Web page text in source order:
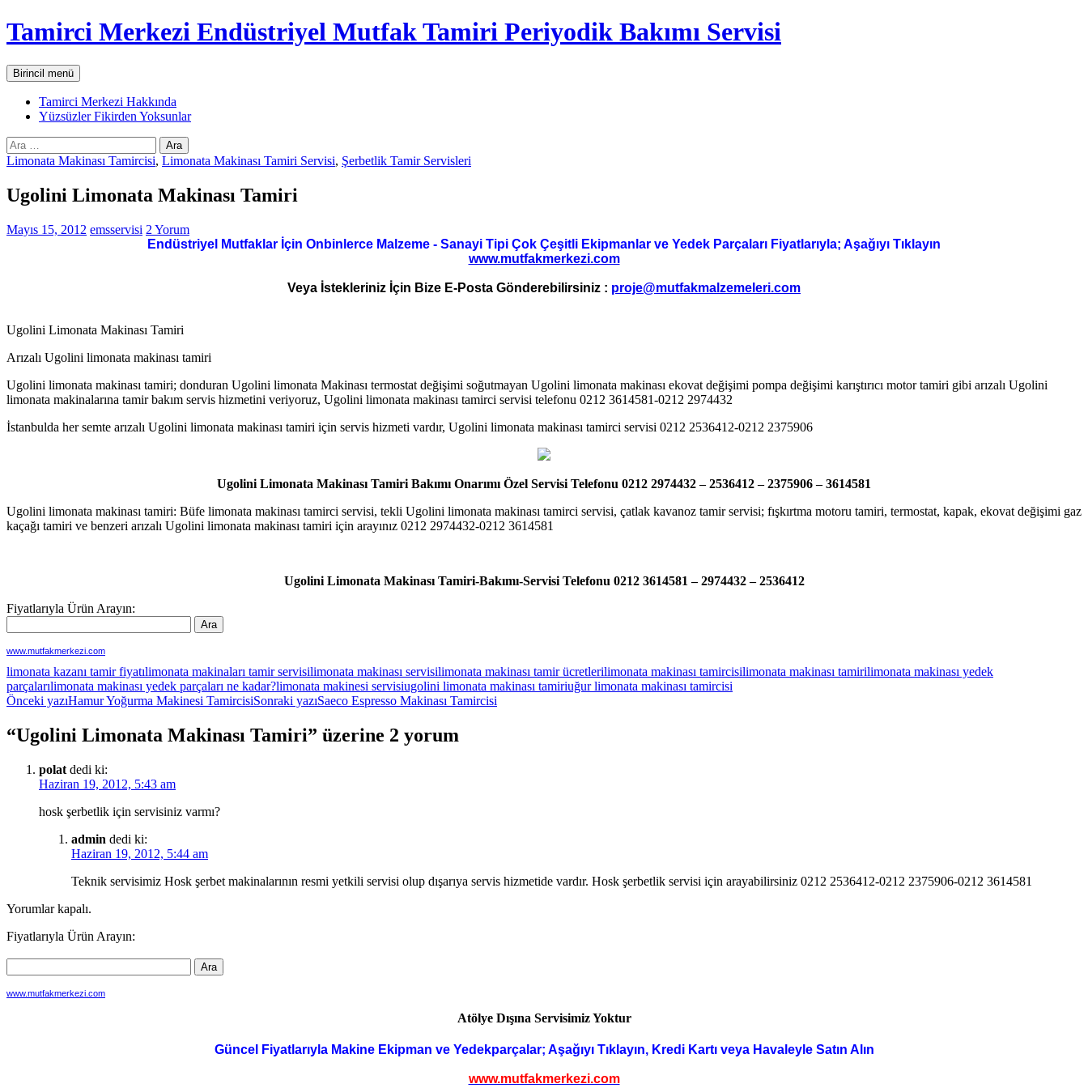
İçeriğe
atla
Tamirci Merkezi Endüstriyel Mutfak Tamiri Periyodik Bakımı Servisi
AraBirincil menü
Tamirci Merkezi Hakkında
Yüzsüzler Fikirden Yoksunlar
Arama:
Limonata Makinası Tamircisi, Limonata Makinası Tamiri Servisi, Şerbetlik Tamir Servisleri
Ugolini Limonata Makinası Tamiri
Mayıs 15, 2012 emsservisi 2 Yorum
Endüstriyel Mutfaklar İçin Onbinlerce Malzeme - Sanayi Tipi Çok Çeşitli Ekipmanlar ve Yedek Parçaları Fiyatlarıyla; Aşağıyı Tıklayın
www.mutfakmerkezi.com
Veya İstekleriniz İçin Bize E-Posta Gönderebilirsiniz : proje@mutfakmalzemeleri.com
Ugolini Limonata Makinası Tamiri
Arızalı Ugolini limonata makinası tamiri
Ugolini limonata makinası tamiri; donduran Ugolini limonata Makinası termostat değişimi soğutmayan Ugolini limonata makinası ekovat değişimi pompa değişimi karıştırıcı motor tamiri gibi arızalı Ugolini
limonata makinalarına tamir bakım servis hizmetini veriyoruz, Ugolini limonata makinası tamirci servisi telefonu 0212 3614581-0212 2974432
İstanbulda her semte arızalı Ugolini limonata makinası tamiri için servis hizmeti vardır, Ugolini limonata makinası tamirci servisi 0212 2536412-0212 2375906
Ugolini Limonata Makinası Tamiri Bakımı Onarımı Özel Servisi Telefonu 0212 2974432 – 2536412 – 2375906 – 3614581
Ugolini limonata makinası tamiri: Büfe limonata makinası tamirci servisi, tekli Ugolini limonata makinası tamirci servisi, çatlak kavanoz tamir servisi; fışkırtma motoru tamiri, termostat, kapak, ekovat değişimi gaz
kaçağı tamiri ve benzeri arızalı Ugolini limonata makinası tamiri için arayınız 0212 2974432-0212 3614581
Ugolini Limonata Makinası Tamiri-Bakımı-Servisi Telefonu 0212 3614581 – 2974432 – 2536412
Fiyatlarıyla Ürün Arayın:
www.mutfakmerkezi.com
limonata kazanı tamir fiyatılimonata makinaları tamir servisilimonata makinası servisilimonata makinası tamir ücretlerilimonata makinası tamircisilimonata makinası tamirilimonata makinası yedek
parçalarılimonata makinası yedek parçaları ne kadar?limonata makinesi servisiugolini limonata makinası tamiriuğur limonata makinası tamircisi
Yazı
dolaşımı
Önceki yazıHamur Yoğurma Makinesi TamircisiSonraki yazıSaeco Espresso Makinası Tamircisi
“Ugolini Limonata Makinası Tamiri” üzerine 2 yorum
polat dedi ki:
Haziran 19, 2012, 5:43 am
hosk şerbetlik için servisiniz varmı?
admin dedi ki:
Haziran 19, 2012, 5:44 am
Teknik servisimiz Hosk şerbet makinalarının resmi yetkili servisi olup dışarıya servis hizmetide vardır. Hosk şerbetlik servisi için arayabilirsiniz 0212 2536412-0212 2375906-0212 3614581
Yorumlar kapalı.
Fiyatlarıyla Ürün Arayın:
www.mutfakmerkezi.com
Atölye Dışına Servisimiz Yoktur
Güncel Fiyatlarıyla Makine Ekipman ve Yedekparçalar; Aşağıyı Tıklayın, Kredi Kartı veya Havaleyle Satın Alın
www.mutfakmerkezi.com